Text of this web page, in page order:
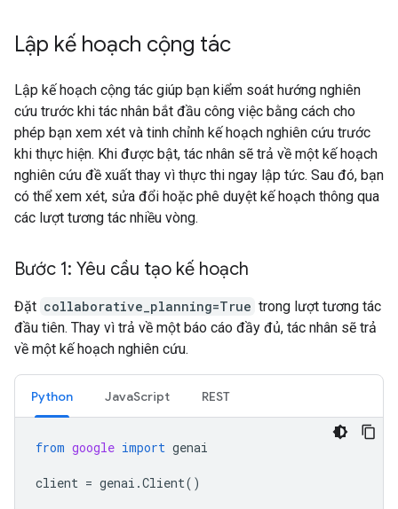
Lập kế hoạch cộng tác
Lập kế hoạch cộng tác giúp bạn kiểm soát hướng nghiên
cứu trước khi tác nhân bắt đầu công việc bằng cách cho
phép bạn xem xét và tinh chỉnh kế hoạch nghiên cứu trước
khi thực hiện. Khi được bật, tác nhân sẽ trả về một kế hoạch
nghiên cứu đề xuất thay vì thực thi ngay lập tức. Sau đó, bạn
có thể xem xét, sửa đổi hoặc phê duyệt kế hoạch thông qua
các lượt tương tác nhiều vòng.
Bước 1: Yêu cầu tạo kế hoạch
Đặt collaborative_planning=True trong lượt tương tác
đầu tiên. Thay vì trả về một báo cáo đầy đủ, tác nhân sẽ trả
về một kế hoạch nghiên cứu.
Python JavaScript REST
from google import genai
client = genai .Client()